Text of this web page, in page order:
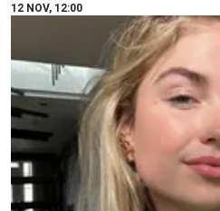
12 NOV, 12:00